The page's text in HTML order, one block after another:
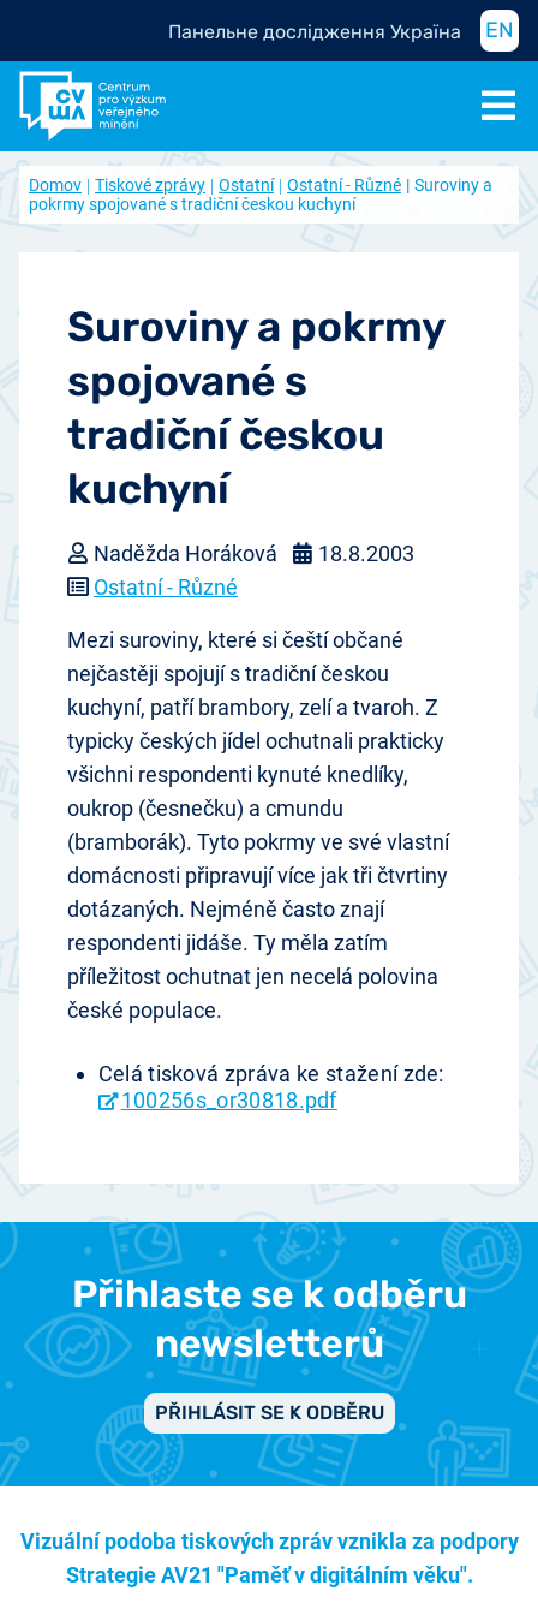
Панельне дослідження Україна EN
Domov Tiskové zprávy Ostatní Ostatní - Různé
Suroviny a
pokrmy spojované s tradiční českou kuchyní
Suroviny a pokrmy
spojované s
tradiční českou
kuchyní
Naděžda Horáková
18.8.2003
Ostatní - Různé
Mezi suroviny, které si čeští občané
nejčastěji spojují s tradiční českou
kuchyní, patří brambory, zelí a tvaroh. Z
typicky českých jídel ochutnali prakticky
všichni respondenti kynuté knedlíky,
oukrop (česnečku) a cmundu
(bramborák). Tyto pokrmy ve své vlastní
domácnosti připravují více jak tři čtvrtiny
dotázaných. Nejméně často znají
respondenti jidáše. Ty měla zatím
příležitost ochutnat jen necelá polovina
české populace.
Celá tisková zpráva ke stažení zde:
100256s_or30818.pdf
Přihlaste se k odběru
newsletterů
PŘIHLÁSIT SE K ODBĚRU
Vizuální podoba tiskových zpráv vznikla za podpory
Strategie AV21 "Paměť v digitálním věku".